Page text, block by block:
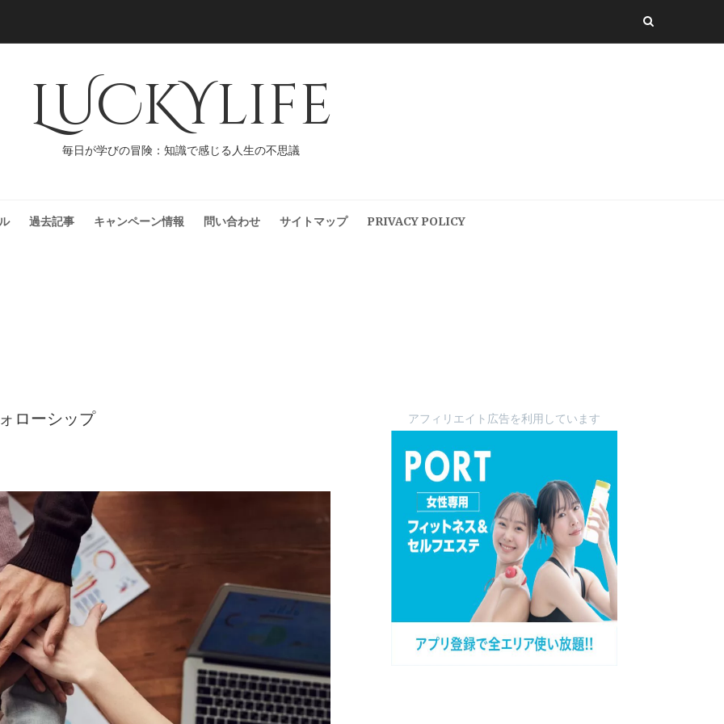
LUCKYlife
毎日が学びの冒険：知識で感じる人生の不思議
過去記事 キャンペーン情報 問い合わせ サイトマップ PRIVACY POLICY
ローシップ アフィリエイト広告を利用しています